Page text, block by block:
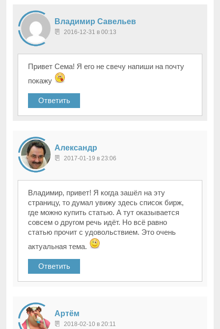
Владимир Савельев
2016-12-31 в 00:13
Привет Сема! Я его не свечу напиши на почту
покажу
Ответить
Александр
2017-01-19 в 23:06
Владимир, привет! Я когда зашёл на эту
страницу, то думал увижу здесь список бирж,
где можно купить статью. А тут оказывается
совсем о другом речь идёт. Но всё равно
статью прочит с удовольствием. Это очень
актуальная тема.
Ответить
Артём
2018-02-10 в 20:11